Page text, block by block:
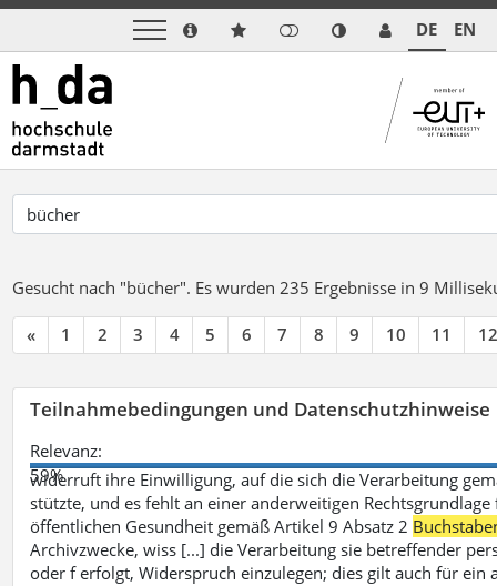
DE EN
Gesucht nach "bücher". Es wurden 235 Ergebnisse in 9
« 1 2 3 4 5 6 7 8 9 10 11 12
Teilnahmebedingungen und Datenschutzhinweise
Relevanz:
59%
widerruft ihre Einwilligung, auf die sich die Verarbeitung
stützte, und es fehlt an einer anderweitigen
öffentlichen Gesundheit gemäß Artikel 9 Absatz 2
Archivzwecke, wiss [...] die Verarbeitung sie betreffender
oder f erfolgt, Widerspruch einzulegen; dies gilt auch für ein